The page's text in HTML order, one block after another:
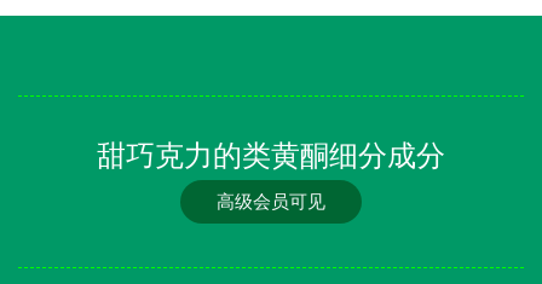
甜巧克力的类黄酮细分成分
高级会员可见